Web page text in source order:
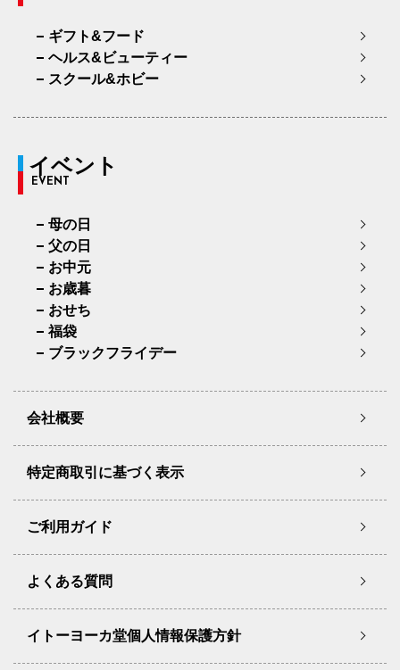
ギフト&フード
ヘルス&ビューティー
スクール&ホビー
イベント
EVENT
母の日
父の日
お中元
お歳暮
おせち
福袋
ブラックフライデー
会社概要
特定商取引に基づく表示
ご利用ガイド
よくある質問
イトーヨーカ堂個人情報保護方針